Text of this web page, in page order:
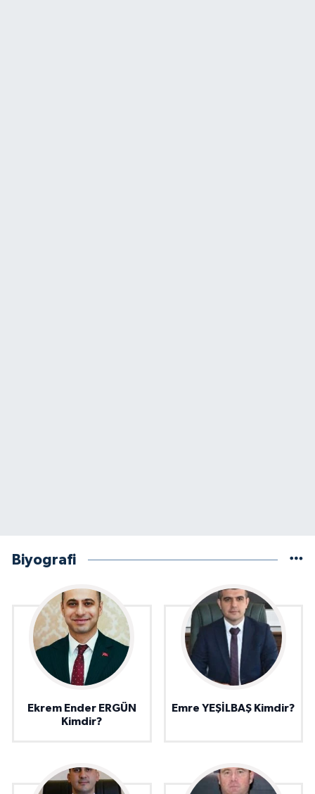
Biyografi
Ekrem Ender ERGÜN
Kimdir?
Emre YEŞİLBAŞ Kimdir?